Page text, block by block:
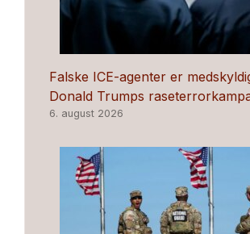
Falske ICE-agenter er
Donald Trumps
6. august 2026